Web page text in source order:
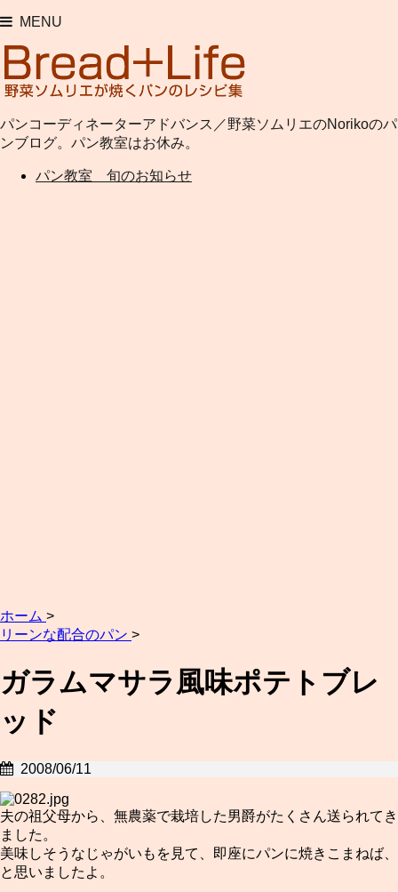
MENU
パンコーディネーターアドバンス／野菜ソムリエのNorikoのパ
ンブログ。パン教室はお休み。
パン教室 旬のお知らせ
ホーム >
リーンな配合のパン >
ガラムマサラ風味ポテトブレ
ッド
2008/06/11
夫の祖父母から、無農薬で栽培した男爵がたくさん送られてき
ました。
美味しそうなじゃがいもを見て、即座にパンに焼きこまねば、
と思いましたよ。